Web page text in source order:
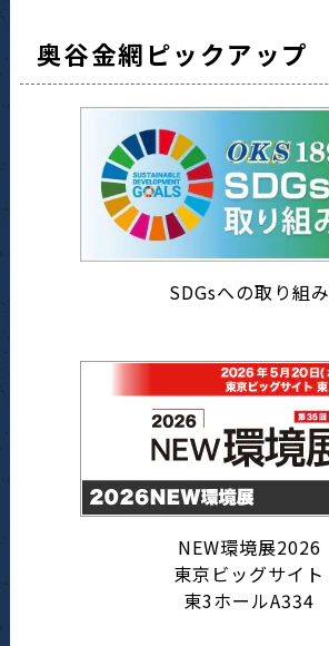
奥谷金網ピックアップ
SDGsへの取り組み
NEW環境展2026
東京ビッグサイト
東3ホールA334